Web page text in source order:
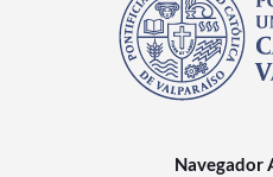
Navegador